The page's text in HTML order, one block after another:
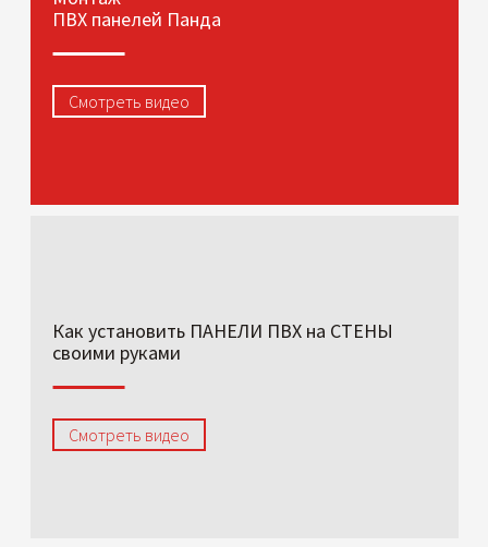
ПВХ панелей Панда
Смотреть видео
Как установить ПАНЕЛИ ПВХ на СТЕНЫ
своими руками
Смотреть видео